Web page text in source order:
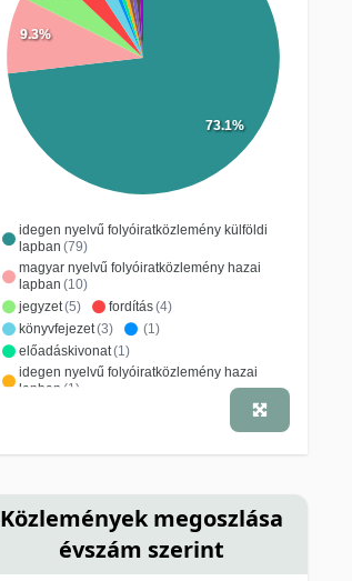
idegen nyelvű folyóiratközlemény külföldi
lapban (79)
magyar nyelvű folyóiratközlemény hazai
lapban (10)
jegyzet(5) fordítás(4)
könyvfejezet(3)
(1)
előadáskivonat(1)
idegen nyelvű folyóiratközlemény hazai
lapban (1)
tankönyv(1) tanulmány, értekezés(1)
73.1%
9.3%
Közlemények megoszlása
évszám szerint